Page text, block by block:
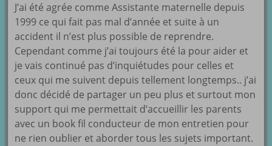
J’ai été agrée comme Assistante maternelle depuis
1999 ce qui fait pas mal d’année et suite à un
accident il n’est plus possible de reprendre.
Cependant comme j’ai toujours été la pour aider et
je vais continué pas d’inquiétudes pour celles et
ceux qui me suivent depuis tellement longtemps.. j’ai
donc décidé de partager un peu plus et surtout mon
support qui me permettait d’accueillir les parents
avec un book fil conducteur de mon entretien pour
ne rien oublier et aborder tous les sujets important.